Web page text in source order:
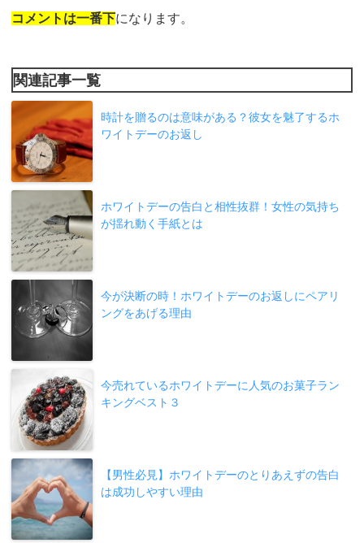
コメントは一番下になります。
関連記事一覧
時計を贈るのは意味がある？彼女を魅了するホ
ワイトデーのお返し
ホワイトデーの告白と相性抜群！女性の気持ち
が揺れ動く手紙とは
今が決断の時！ホワイトデーのお返しにペアリ
ングをあげる理由
今売れているホワイトデーに人気のお菓子ラン
キングベスト３
【男性必見】ホワイトデーのとりあえずの告白
は成功しやすい理由